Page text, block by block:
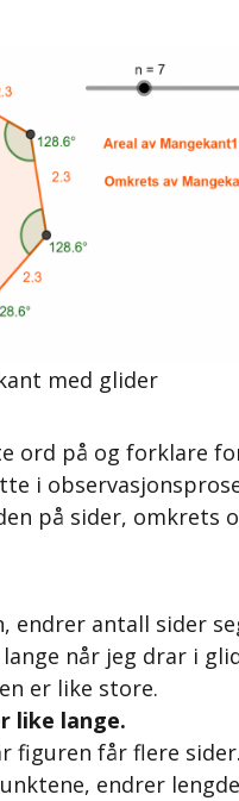
med glider
ord på og forklare
i
på sider, omkrets
endrer antall sider
når jeg drar i
er like store.
like lange.
figuren får flere
endrer